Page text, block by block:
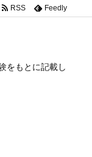
RSS Feedly
をもとに記載し